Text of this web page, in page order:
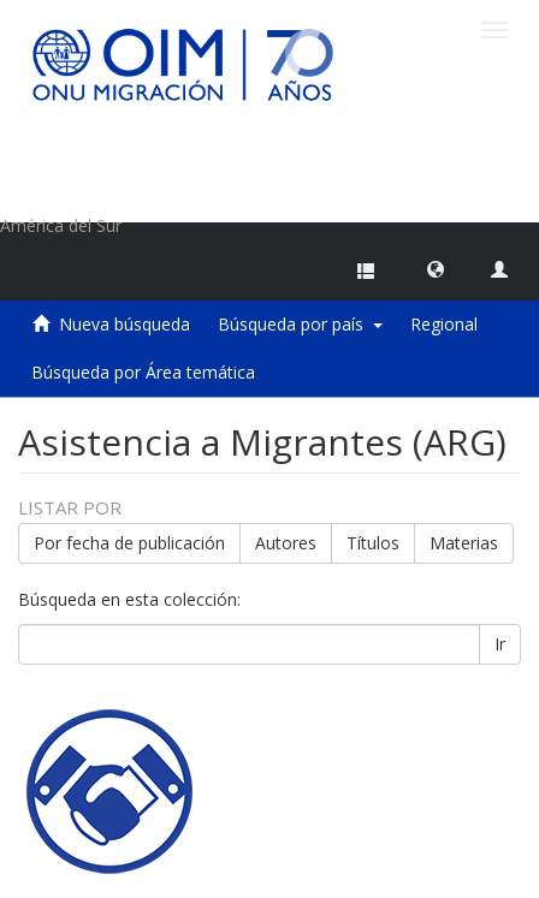
América del Sur
Nueva búsqueda Búsqueda por país Regional
Búsqueda por Área temática
Asistencia a Migrantes (ARG)
LISTAR POR
Por fecha de publicación Autores Títulos Materias
Búsqueda en esta colección:
Ir